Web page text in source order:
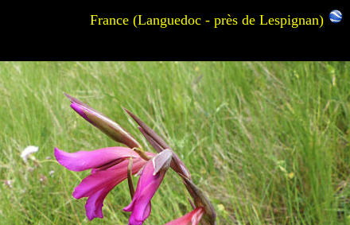
France (Languedoc - près de Lespignan)